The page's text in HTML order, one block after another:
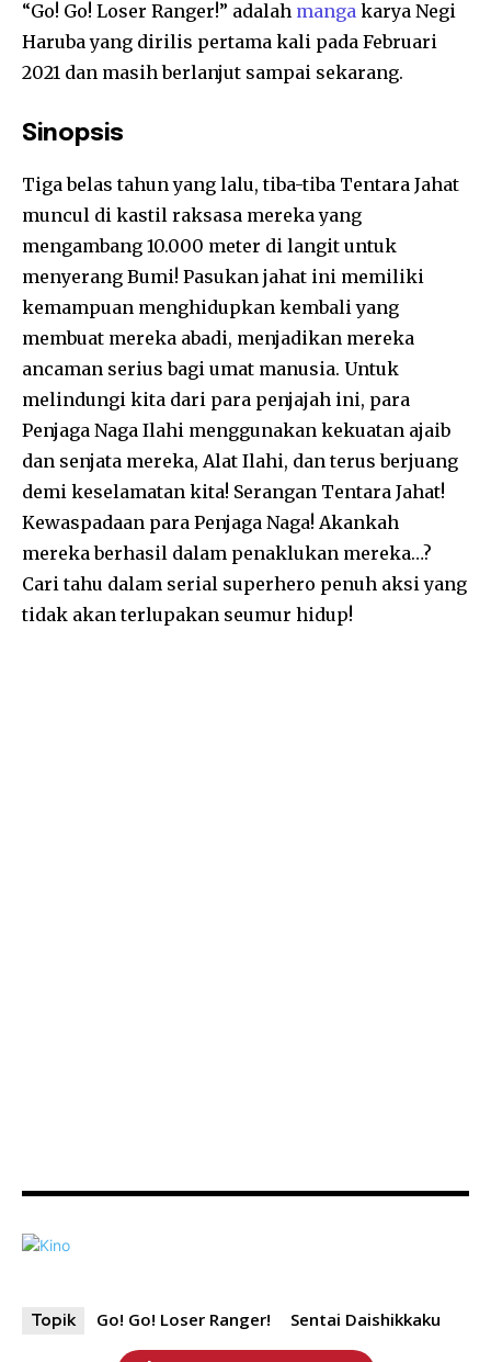
“Go! Go! Loser Ranger!” adalah manga karya Negi
Haruba yang dirilis pertama kali pada Februari
2021 dan masih berlanjut sampai sekarang.
Sinopsis
Tiga belas tahun yang lalu, tiba-tiba Tentara Jahat
muncul di kastil raksasa mereka yang
mengambang 10.000 meter di langit untuk
menyerang Bumi! Pasukan jahat ini memiliki
kemampuan menghidupkan kembali yang
membuat mereka abadi, menjadikan mereka
ancaman serius bagi umat manusia. Untuk
melindungi kita dari para penjajah ini, para
Penjaga Naga Ilahi menggunakan kekuatan ajaib
dan senjata mereka, Alat Ilahi, dan terus berjuang
demi keselamatan kita! Serangan Tentara Jahat!
Kewaspadaan para Penjaga Naga! Akankah
mereka berhasil dalam penaklukan mereka…?
Cari tahu dalam serial superhero penuh aksi yang
tidak akan terlupakan seumur hidup!
Topik Go! Go! Loser Ranger! Sentai Daishikkaku